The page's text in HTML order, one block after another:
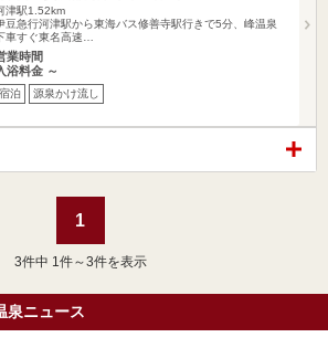
津駅1.52km
豆急行河津駅から東海バス修善寺駅行きで5分、峰温泉
車すぐ東名高速…
業時間
浴料金 ～
宿泊 源泉かけ流し
1
3件中 1件～3件を表示
泉ニュース